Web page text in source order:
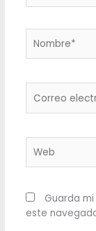
electrónico*
Guarda
este